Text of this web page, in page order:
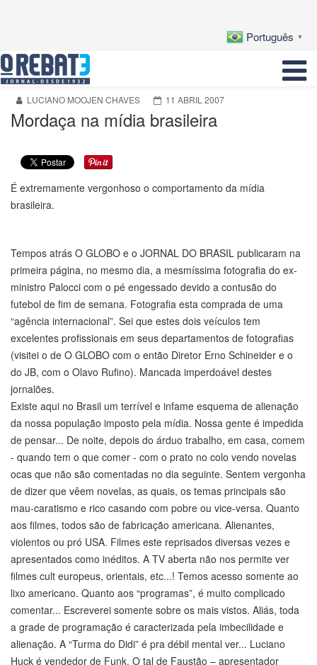
Português ▼
LUCIANO MOOJEN CHAVES 11 ABRIL 2007
Mordaça na mídia brasileira
É extremamente vergonhoso o comportamento da mídia
brasileira.
Tempos atrás O GLOBO e o JORNAL DO BRASIL publicaram na
primeira página, no mesmo dia, a mesmíssima fotografia do ex-
ministro Palocci com o pé engessado devido a contusão do
futebol de fim de semana. Fotografia esta comprada de uma
“agência internacional”. Sei que estes dois veículos tem
excelentes profissionais em seus departamentos de fotografias
(visitei o de O GLOBO com o então Diretor Erno Schineider e o
do JB, com o Olavo Rufino). Mancada imperdoável destes
jornalões.
Existe aqui no Brasil um terrível e infame esquema de alienação
da nossa população imposto pela mídia. Nossa gente é impedida
de pensar... De noite, depois do árduo trabalho, em casa, comem
- quando tem o que comer - com o prato no colo vendo novelas
ocas que não são comentadas no dia seguinte. Sentem vergonha
de dizer que vêem novelas, as quais, os temas principais são
mau-caratismo e rico casando com pobre ou vice-versa. Quanto
aos filmes, todos são de fabricação americana. Alienantes,
violentos ou pró USA. Filmes este reprisados diversas vezes e
apresentados como inéditos. A TV aberta não nos permite ver
filmes cult europeus, orientais, etc...! Temos acesso somente ao
lixo americano. Quanto aos “programas”, é muito complicado
comentar... Escreverei somente sobre os mais vistos. Aliás, toda
a grade de programação é caracterizada pela imbecilidade e
alienação. A “Turma do Didi” é pra débil mental ver... Luciano
Huck é vendedor de Funk. O tal de Faustão – apresentador